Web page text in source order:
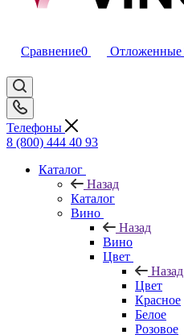
Сравнение0 Отложенные
Телефоны
8 (800) 444 40 93
Каталог
Назад
Каталог
Вино
Назад
Вино
Цвет
Назад
Цвет
Красное
Белое
Розовое